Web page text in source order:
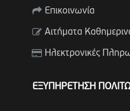
Επικοινωνία
Αιτήματα
Ηλεκτρονικές
ΕΞΥΠΗΡΕΤΗΣΗ